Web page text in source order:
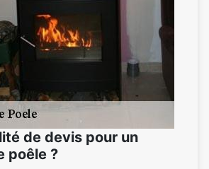
de devis pour un
poêle ?